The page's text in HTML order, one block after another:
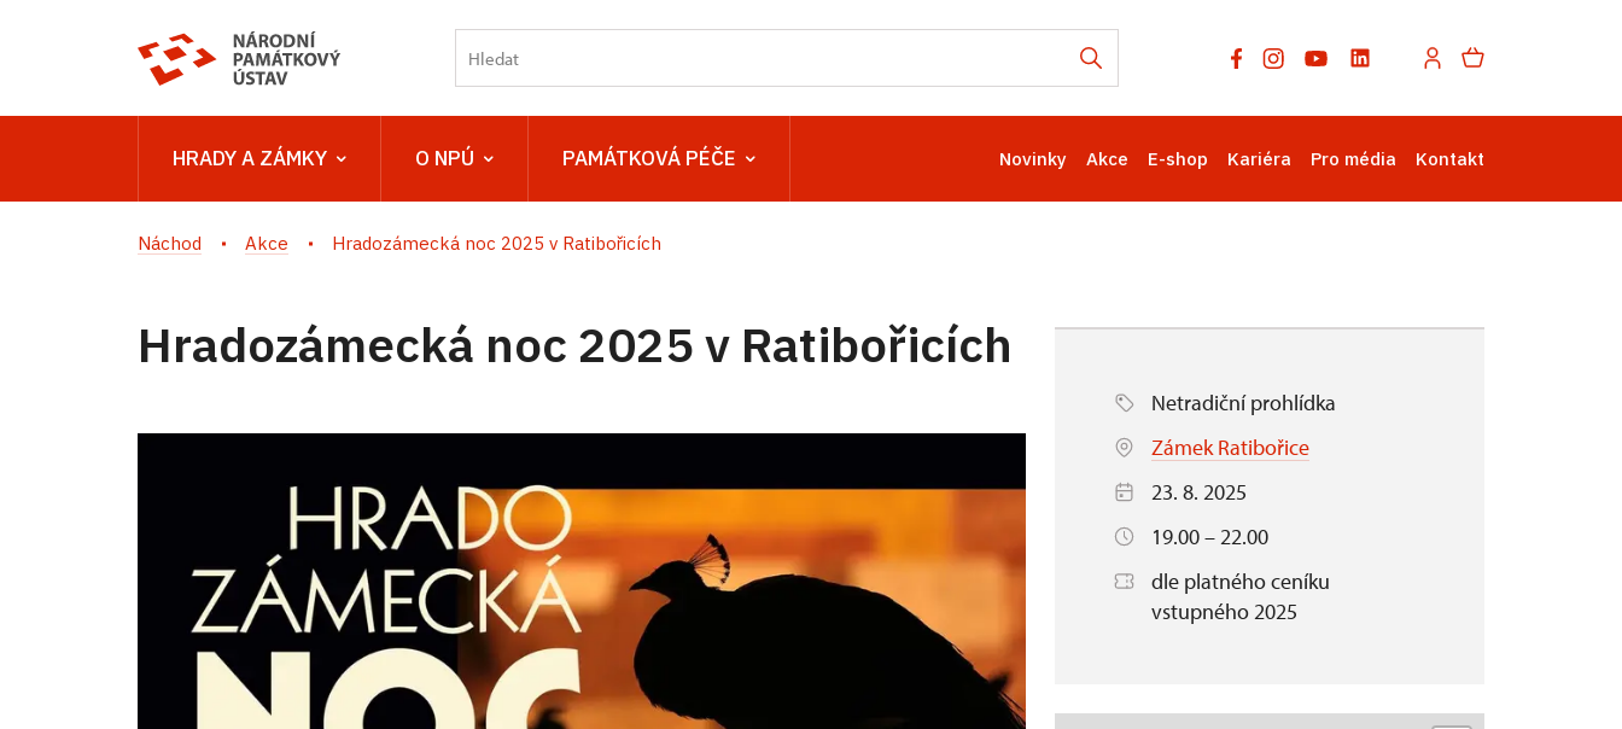
HRADY A ZÁMKY O NPÚ PAMÁTKOVÁ PÉČE Novinky Akce E-shop Kariéra Pro média Kontakt
Náchod Akce Hradozámecká noc 2025 v Ratibořicích
Hradozámecká noc 2025 v Ratibořicích
Netradiční prohlídka
Zámek Ratibořice
23. 8. 2025
19.00 – 22.00
dle platného ceníku
vstupného 2025